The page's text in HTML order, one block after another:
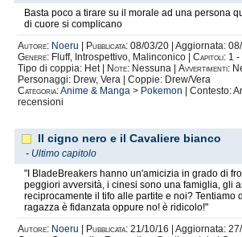
Basta poco a tirare su il morale ad una persona
di cuore si complicano
Autore: Noeru Pubblicata: 08/03/20 | Aggiornata: 08/
Genere: Fluff, Introspettivo, Malinconico | Capitoli: 1
Tipo di coppia: Het |
Note: Nessuna | Avvertimenti:
Personaggi: Drew, Vera | Coppie: Drew/Vera
Categoria:Anime & Manga > Pokemon | Contesto:
recensioni
Il cigno nero e il Cavaliere bianco
- Ultimo capitolo
"I BladeBreakers hanno un'amicizia in grado di
peggiori avversità, i cinesi sono una famiglia, gli
reciprocamente il tifo alle partite e noi? Tentiamo
ragazza è fidanzata oppure no! è ridicolo!"
Autore: Noeru Pubblicata: 21/10/16 | Aggiornata: 27/